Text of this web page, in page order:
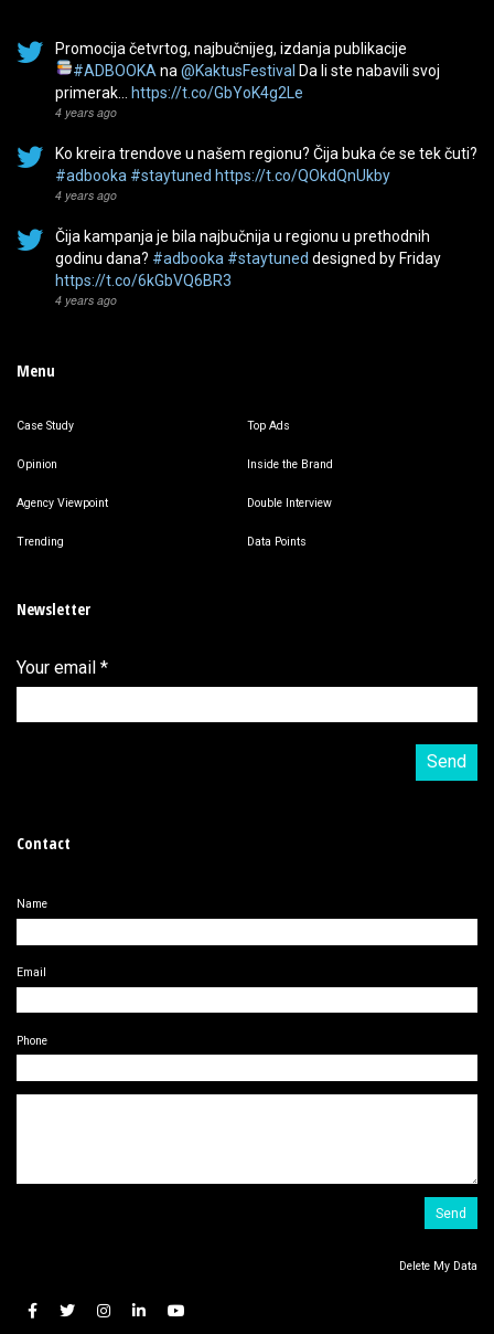
Promocija četvrtog, najbučnijeg, izdanja publikacije
#ADBOOKA na @KaktusFestival Da li ste nabavili svoj
primerak…
https://t.co/GbYoK4g2Le
4 years ago
Ko kreira trendove u našem regionu? Čija buka će se tek čuti?
#adbooka #staytuned https://t.co/QOkdQnUkby
4 years ago
Čija kampanja je bila najbučnija u regionu u prethodnih
godinu dana? #adbooka #staytuned designed by Friday
https://t.co/6kGbVQ6BR3
4 years ago
Menu
Case Study Top Ads
Opinion Inside the Brand
Agency Viewpoint Double Interview
Trending Data Points
Newsletter
Your email *
Contact
Name
Email
Phone
Delete My Data